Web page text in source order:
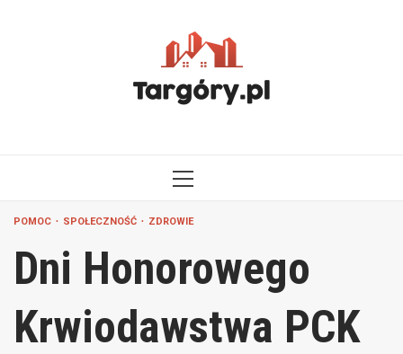
MENU
POMOC SPOŁECZNOŚĆ ZDROWIE
Dni Honorowego
Krwiodawstwa PCK